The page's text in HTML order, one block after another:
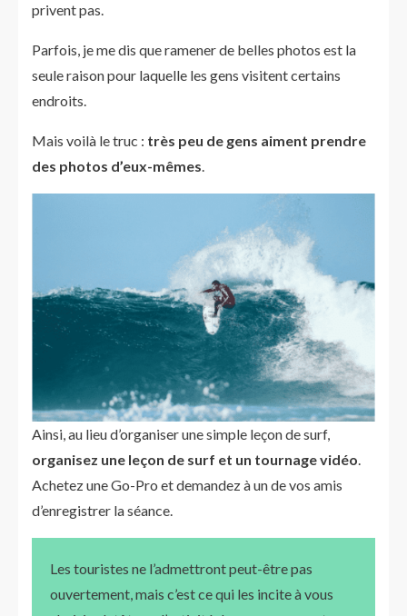
privent pas.
Parfois, je me dis que ramener de belles photos est la
seule raison pour laquelle les gens visitent certains
endroits.
Mais voilà le truc : très peu de gens aiment prendre
des photos d’eux-mêmes.
Ainsi, au lieu d’organiser une simple leçon de surf,
organisez une leçon de surf et un tournage vidéo.
Achetez une Go-Pro et demandez à un de vos amis
d’enregistrer la séance.
Les touristes ne l’admettront peut-être pas
ouvertement, mais c’est ce qui les incite à vous